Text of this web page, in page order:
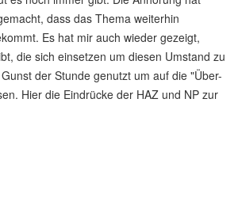
dass das Thema weiterhin
Es hat mir auch wieder gezeigt,
die sich einsetzen um diesen Umstand zu
der Stunde genutzt um auf die "Über-
Hier die Eindrücke der HAZ und NP zur